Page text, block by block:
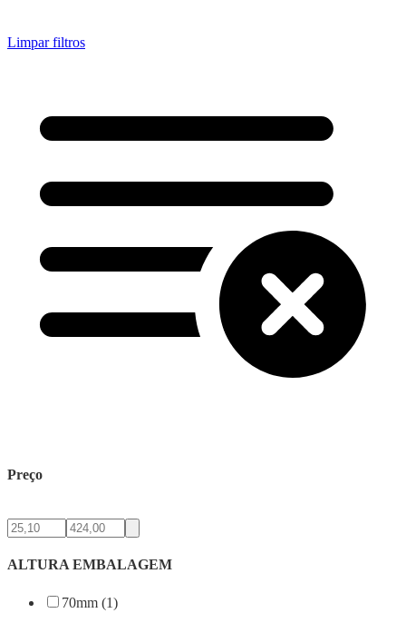
Limpar filtros
Preço
ALTURA EMBALAGEM
70mm (1)